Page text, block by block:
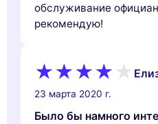
обслуживание
рекомендую!
23 марта 2020 г.
Было бы намного